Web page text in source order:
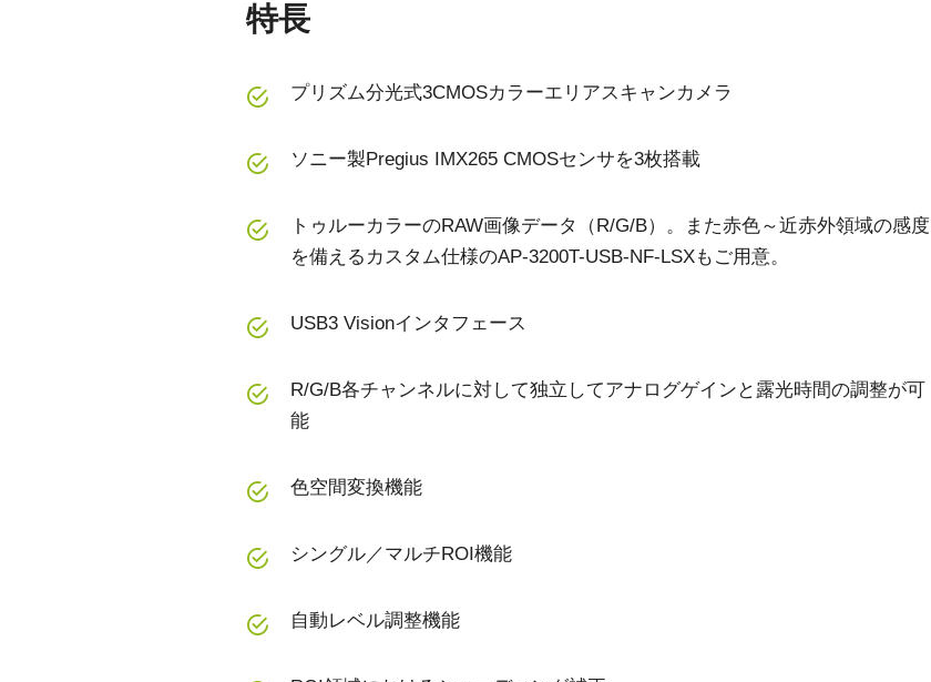
特長
プリズム分光式3CMOSカラーエリアスキャンカメラ
ソニー製Pregius IMX265 CMOSセンサを3枚搭載
トゥルーカラーのRAW画像データ（R/G/B）。また赤色～近赤外領域の感度
を備えるカスタム仕様のAP-3200T-USB-NF-LSXもご用意。
USB3 Visionインタフェース
R/G/B各チャンネルに対して独立してアナログゲインと露光時間の調整が可
能
色空間変換機能
シングル／マルチROI機能
自動レベル調整機能